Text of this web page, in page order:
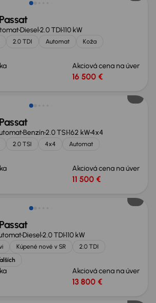
Diesel2.0 TDI110 kW
2.0 TDI Automat
Koža
Akciová cena na úver
16 500 €
Benzín2.0 TSI162 kW4x4
2.0 TSI 4x4
Automat
Akciová cena na úver
11 500 €
€
Diesel2.0 TDI110 kW
Kúpené nové v SR
2.0 TDI
Akciová cena na úver
13 800 €